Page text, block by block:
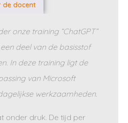
de docent
onze training “ChatGPT”
deel van de basisstof
In deze training ligt de
van Microsoft
werkzaamheden.
onder druk. De tijd per